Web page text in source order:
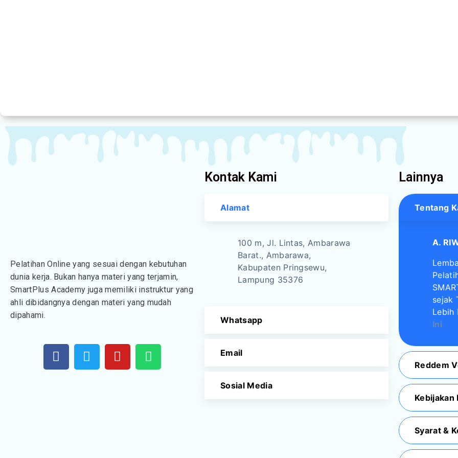
Pelatihan Online yang sesuai dengan kebutuhan
dunia kerja. Bukan hanya materi yang terjamin,
SmartPlus Academy juga memiliki instruktur yang
ahli dibidangnya dengan materi yang mudah
dipahami.
Kontak Kami
Alamat
100 m, Jl. Lintas, Ambarawa
Barat., Ambarawa,
Kabupaten Pringsewu,
Lampung 35376
Whatsapp
Email
Sosial Media
Lainnya
Tentang
A.
sejak
Lebih
Ini
Reddem
Kebijakan
Syarat &